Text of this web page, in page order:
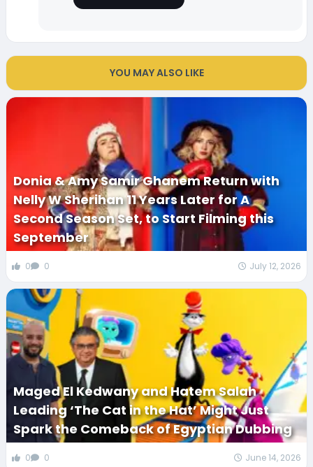
YOU MAY ALSO LIKE
Donia & Amy Samir Ghanem Return with
Nelly W Sherihan 11 Years Later for A
Second Season Set, to Start Filming this
September
0 0 July 12, 2026
Maged El Kedwany and Hatem Salah
Leading ‘The Cat in the Hat’ Might Just
Spark the Comeback of Egyptian Dubbing
0 0 June 14, 2026